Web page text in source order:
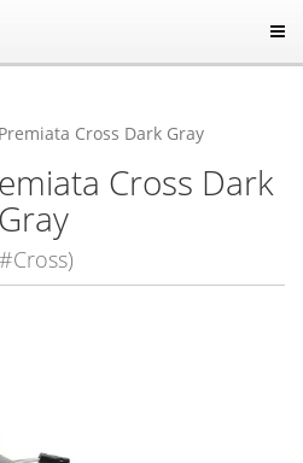
Cross Dark Gray
Cross Dark
Gray